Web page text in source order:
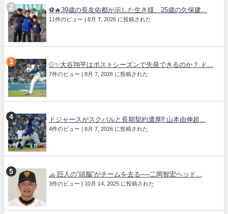
⚽🔥39歳の長友佑都が示した生き様、25歳の久保建...
11件のビュー | 8月 7, 2026 に投稿された
⚾✨大谷翔平はポストシーズンで先発できるのか？ ド...
7件のビュー | 8月 7, 2026 に投稿された
ドジャースがスクバルと長期契約濃厚⁉︎ 山本由伸超...
4件のビュー | 8月 7, 2026 に投稿された
🧢 巨人の“頭脳”がチームを去る──二岡智宏ヘッド...
3件のビュー | 10月 14, 2025 に投稿された